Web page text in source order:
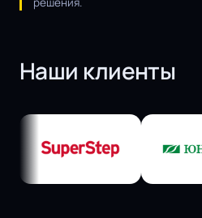
Наши клиенты